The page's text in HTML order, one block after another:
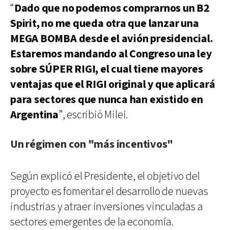
“Dado que no podemos comprarnos un B2
Spirit, no me queda otra que lanzar una
MEGA BOMBA desde el avión presidencial.
Estaremos mandando al Congreso una ley
sobre SÚPER RIGI, el cual tiene mayores
ventajas que el RIGI original y que aplicará
para sectores que nunca han existido en
Argentina”, escribió Milei.
Un régimen con "más incentivos"
Según explicó el Presidente, el objetivo del
proyecto es fomentar el desarrollo de nuevas
industrias y atraer inversiones vinculadas a
sectores emergentes de la economía.